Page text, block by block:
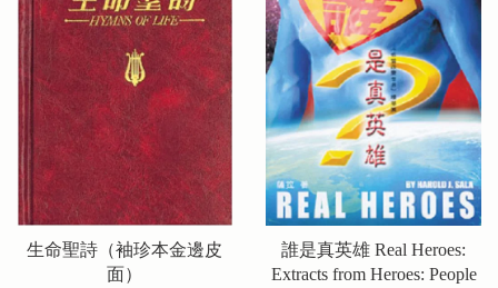
生命聖詩（袖珍本金邊皮
面）
誰是真英雄 Real Heroes:
Extracts from Heroes: People